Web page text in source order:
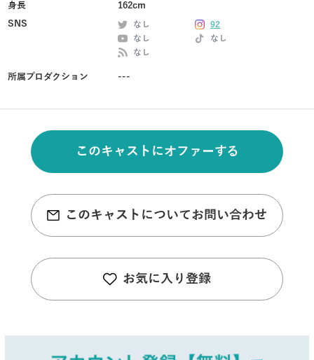
身長
162cm
SNS
なし
92
なし
なし
なし
所属プロダクション ---
このキャストにオファーする
このキャストについてお問い合わせ
お気に入り登録